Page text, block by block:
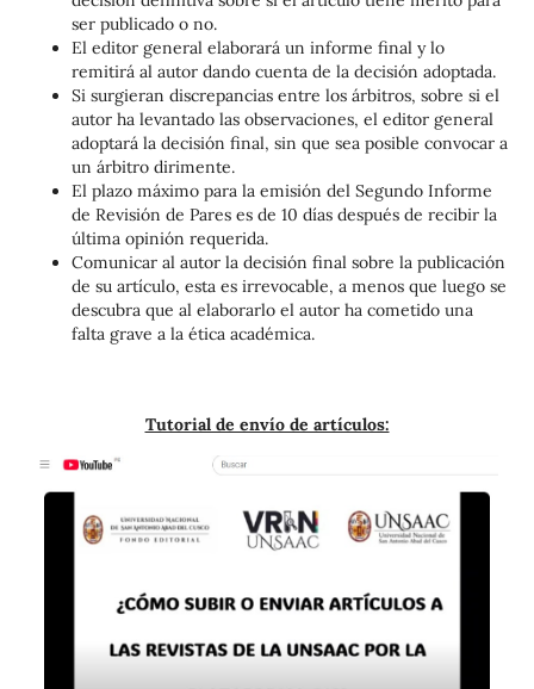
ser publicado o no.
El editor general elaborará un informe final y lo
remitirá al autor dando cuenta de la decisión adoptada.
Si surgieran discrepancias entre los árbitros, sobre si el
autor ha levantado las observaciones, el editor general
adoptará la decisión final, sin que sea posible convocar a
un árbitro dirimente.
El plazo máximo para la emisión del Segundo Informe
de Revisión de Pares es de 10 días después de recibir la
última opinión requerida.
Comunicar al autor la decisión final sobre la publicación
de su artículo, esta es irrevocable, a menos que luego se
descubra que al elaborarlo el autor ha cometido una
falta grave a la ética académica.
Tutorial de envío de artículos: